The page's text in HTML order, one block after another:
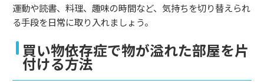
運動や読書、料理、趣味の時間など、気持ちを切り替えられ
る手段を日常に取り入れましょう。
買い物依存症で物が溢れた部屋を片
付ける方法